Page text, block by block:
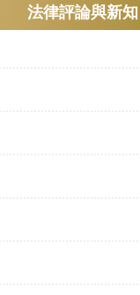
法律評論與新知